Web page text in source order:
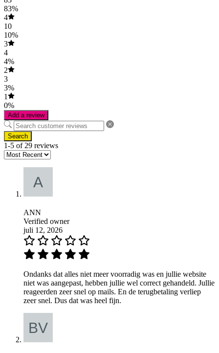
83%
4
10
10%
3
4
4%
2
3
3%
1
0%
Add a review
Search
1-5 of 29 reviews
ANN
Verified owner
juli 12, 2026
Ondanks dat alles niet meer voorradig was en jullie website
niet was aangepast, hebben jullie wel correct gehandeld. Jullie
reageerden zeer snel op mails. En de terugbetaling verliep
zeer snel. Dus dat was heel fijn.